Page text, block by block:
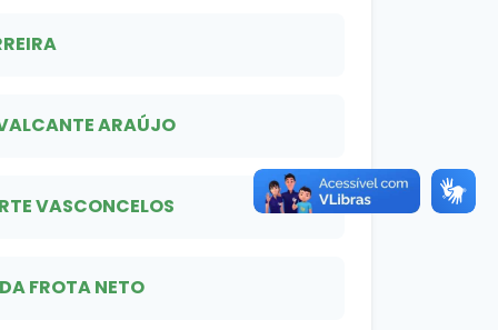
ARAÚJO
VASCONCELOS
FROTA NETO